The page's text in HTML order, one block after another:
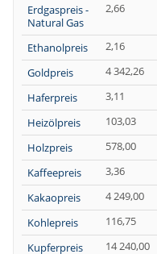
Erdgaspreis -
Natural Gas
2,66
Ethanolpreis
2,16
Goldpreis
4 342,26
Haferpreis
3,11
Heizölpreis
103,03
Holzpreis
578,00
Kaffeepreis
3,36
Kakaopreis
4 249,00
Kohlepreis
116,75
Kupferpreis
14 240,00